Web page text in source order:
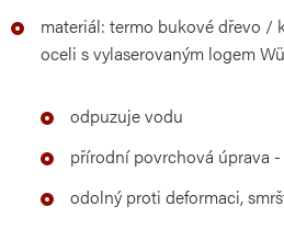
materiál: termo bukové dřevo /
oceli s vylaserovaným logem
odpuzuje vodu
přírodní povrchová úprava
odolný proti deformaci,